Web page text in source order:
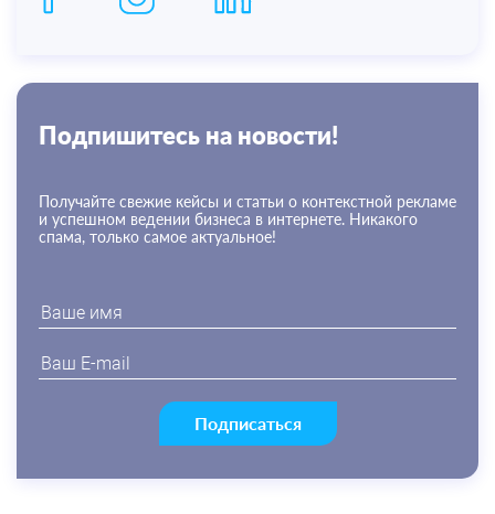
Подпишитесь на новости!
Получайте свежие кейсы и статьи о контекстной рекламе
и успешном ведении бизнеса в интернете. Никакого
спама, только самое актуальное!
Подписаться